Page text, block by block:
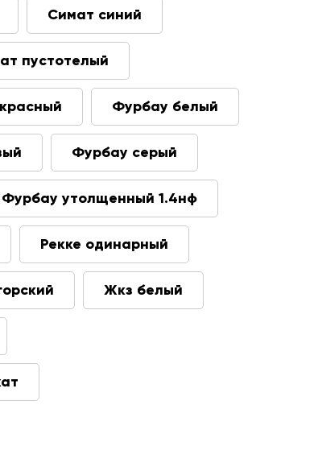
Симат синий
пустотелый
Фурбау белый
Фурбау серый
Фурбау утолщенный 1.4нф
Рекке одинарный
Жкз белый